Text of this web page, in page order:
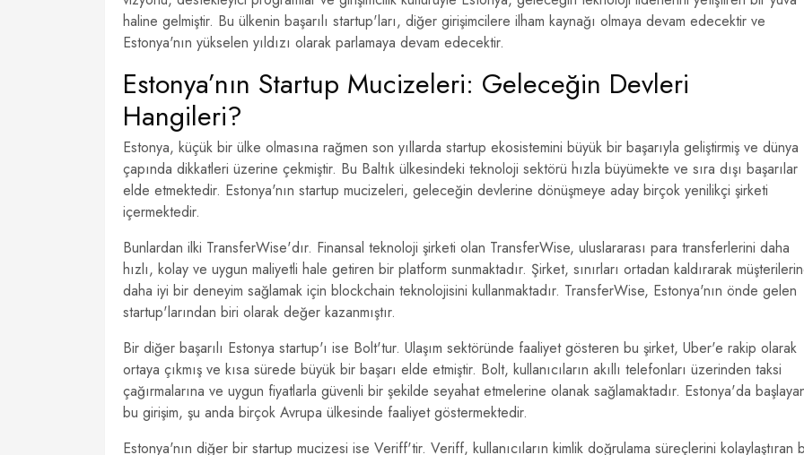
haline gelmiştir. Bu ülkenin başarılı startup'ları, diğer girişimcilere ilham kaynağı olmaya devam edecektir ve
Estonya'nın yükselen yıldızı olarak parlamaya devam edecektir.
Estonya’nın Startup Mucizeleri: Geleceğin Devleri
Hangileri?
Estonya, küçük bir ülke olmasına rağmen son yıllarda startup ekosistemini büyük bir başarıyla geliştirmiş ve dünya
çapında dikkatleri üzerine çekmiştir. Bu Baltık ülkesindeki teknoloji sektörü hızla büyümekte ve sıra dışı başarılar
elde etmektedir. Estonya'nın startup mucizeleri, geleceğin devlerine dönüşmeye aday birçok yenilikçi şirketi
içermektedir.
Bunlardan ilki TransferWise'dır. Finansal teknoloji şirketi olan TransferWise, uluslararası para transferlerini daha
hızlı, kolay ve uygun maliyetli hale getiren bir platform sunmaktadır. Şirket, sınırları ortadan kaldırarak
daha iyi bir deneyim sağlamak için blockchain teknolojisini kullanmaktadır. TransferWise, Estonya'nın önde gelen
startup'larından biri olarak değer kazanmıştır.
Bir diğer başarılı Estonya startup'ı ise Bolt'tur. Ulaşım sektöründe faaliyet gösteren bu şirket, Uber'e rakip olarak
ortaya çıkmış ve kısa sürede büyük bir başarı elde etmiştir. Bolt, kullanıcıların akıllı telefonları üzerinden taksi
çağırmalarına ve uygun fiyatlarla güvenli bir şekilde seyahat etmelerine olanak sağlamaktadır. Estonya'da
bu girişim, şu anda birçok Avrupa ülkesinde faaliyet göstermektedir.
Estonya'nın diğer bir startup mucizesi ise Veriff'tir. Veriff, kullanıcıların kimlik doğrulama süreçlerini kolaylaştıran